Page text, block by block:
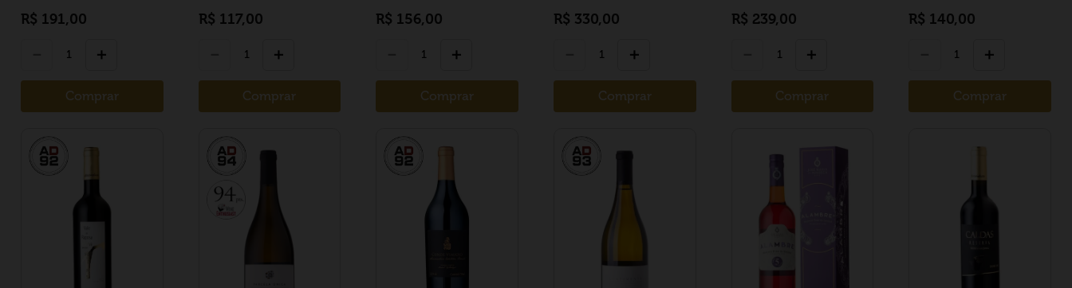
R$ 191,00
＋
Comprar
R$ 117,00
＋
Comprar
R$ 156,00
＋
Comprar
R$ 330,00
＋
Comprar
R$ 239,00
＋
Comprar
R$ 140,00
＋
Comprar